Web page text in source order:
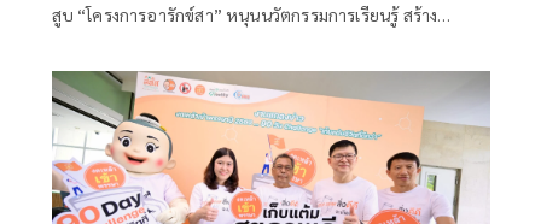
สูบ “โครงการอารักข์สา” หนุนนวัตกรรมการเรียนรู้ สร้าง
เสี่ยงตั้งแต่วัยเยาว์